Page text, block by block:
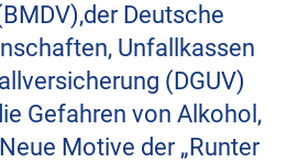
Deutsche
Unfallkassen
(DGUV)
Gefahren von Alkohol,
Motive der „Runter